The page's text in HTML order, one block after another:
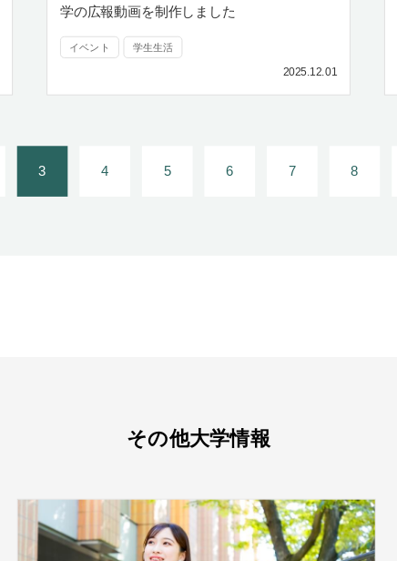
学の広報動画を制作しました
イベント 学生生活
2025.12.01
3 4 5 6 7 8
その他大学情報